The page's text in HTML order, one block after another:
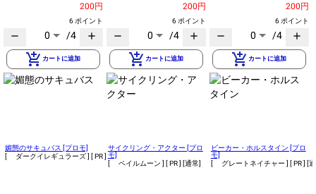
200円
6 ポイント
remove 0 /4 add
add_shopping_cart カートに追加
200円
6 ポイント
remove 0 /4 add
add_shopping_cart カートに追加
200円
6 ポイント
remove 0 /4 add
add_shopping_cart カートに追加
媚態のサキュバス [プロモ]
[ ダークイレギュラーズ ] [ PR ] [通常]
サイクリング・アクター [プロ
モ]
[ ペイルムーン ] [ PR ] [通常]
ビーカー・ホルスタイン [プロ
モ]
[ グレートネイチャー ] [ PR ] [